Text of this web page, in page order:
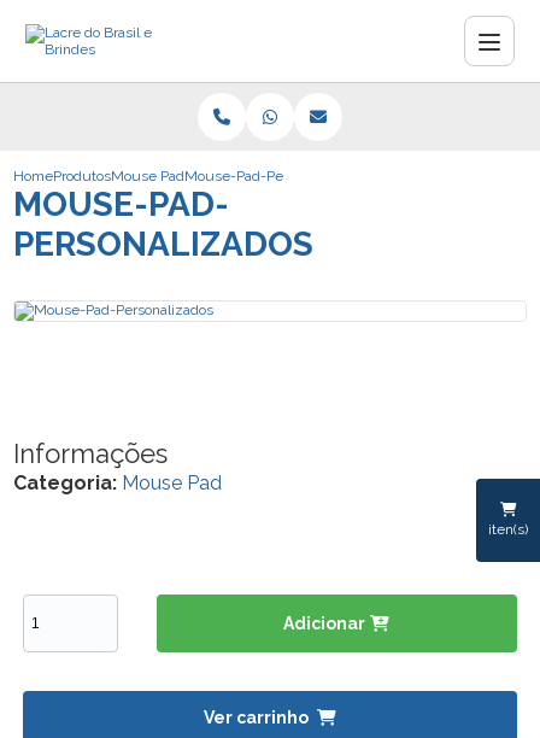
iten(s)
HomeProdutosMouse PadMouse-Pad-Personalizados
MOUSE-PAD-
PERSONALIZADOS
Informações
Categoria: Mouse Pad
Adicionar
Ver carrinho